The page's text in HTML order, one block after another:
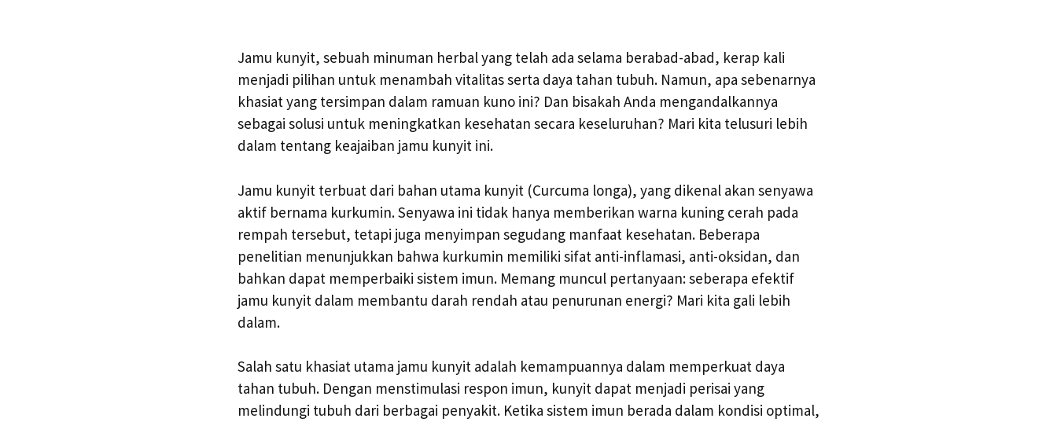
Jamu kunyit, sebuah minuman herbal yang telah ada selama berabad-abad, kerap kali
menjadi pilihan untuk menambah vitalitas serta daya tahan tubuh. Namun, apa sebenarnya
khasiat yang tersimpan dalam ramuan kuno ini? Dan bisakah Anda mengandalkannya
sebagai solusi untuk meningkatkan kesehatan secara keseluruhan? Mari kita telusuri lebih
dalam tentang keajaiban jamu kunyit ini.
Jamu kunyit terbuat dari bahan utama kunyit (Curcuma longa), yang dikenal akan senyawa
aktif bernama kurkumin. Senyawa ini tidak hanya memberikan warna kuning cerah pada
rempah tersebut, tetapi juga menyimpan segudang manfaat kesehatan. Beberapa
penelitian menunjukkan bahwa kurkumin memiliki sifat anti-inflamasi, anti-oksidan, dan
bahkan dapat memperbaiki sistem imun. Memang muncul pertanyaan: seberapa efektif
jamu kunyit dalam membantu darah rendah atau penurunan energi? Mari kita gali lebih
dalam.
Salah satu khasiat utama jamu kunyit adalah kemampuannya dalam memperkuat daya
tahan tubuh. Dengan menstimulasi respon imun, kunyit dapat menjadi perisai yang
melindungi tubuh dari berbagai penyakit. Ketika sistem imun berada dalam kondisi optimal,